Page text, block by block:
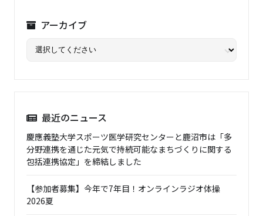
アーカイブ
最近のニュース
慶應義塾大学スポーツ医学研究センターと鹿沼市は「多
分野連携を通じた元気で持続可能なまちづくりに関する
包括連携協定」を締結しました
【参加者募集】今年で7年目！オンラインラジオ体操
2026夏